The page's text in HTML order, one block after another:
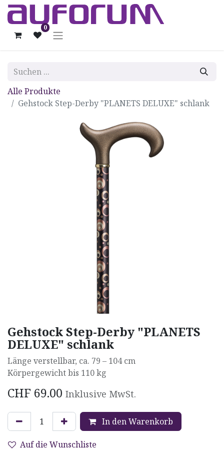
0
Alle Produkte
Gehstock Step-Derby "PLANETS DELUXE" schlank
Gehstock Step-Derby "PLANETS
DELUXE" schlank
Länge verstellbar, ca. 79 – 104 cm
Körpergewicht bis 110 kg
CHF 69.00 Inklusive MwSt.
In den Warenkorb
Auf die Wunschliste